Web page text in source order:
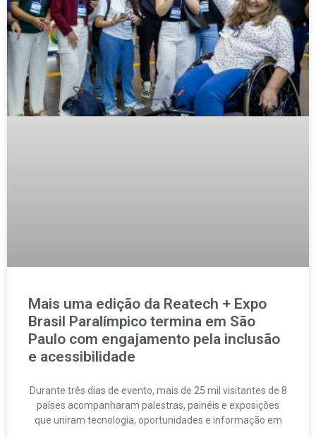
Mais uma edição da Reatech + Expo
Brasil Paralímpico termina em São
Paulo com engajamento pela inclusão
e acessibilidade
Durante três dias de evento, mais de 25 mil visitantes de 8
países acompanharam palestras, painéis e exposições
que uniram tecnologia, oportunidades e informação em